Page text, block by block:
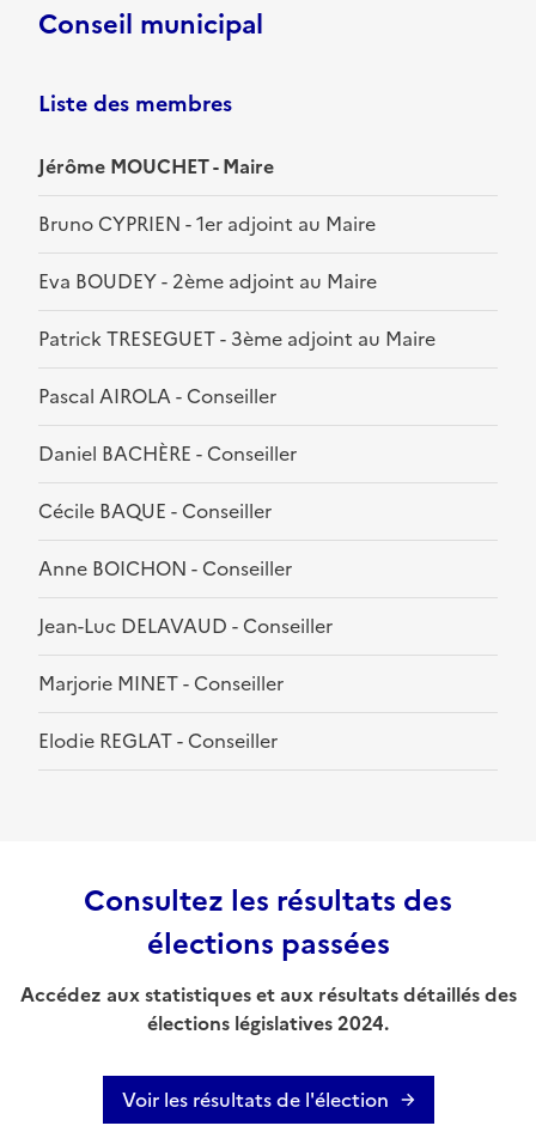
Conseil municipal
Liste des membres
Jérôme MOUCHET - Maire
Bruno CYPRIEN - 1er adjoint au Maire
Eva BOUDEY - 2ème adjoint au Maire
Patrick TRESEGUET - 3ème adjoint au Maire
Pascal AIROLA - Conseiller
Daniel BACHÈRE - Conseiller
Cécile BAQUE - Conseiller
Anne BOICHON - Conseiller
Jean-Luc DELAVAUD - Conseiller
Marjorie MINET - Conseiller
Elodie REGLAT - Conseiller
Consultez les résultats des
élections passées
Accédez aux statistiques et aux résultats détaillés des
élections législatives 2024.
Voir les résultats de l'élection